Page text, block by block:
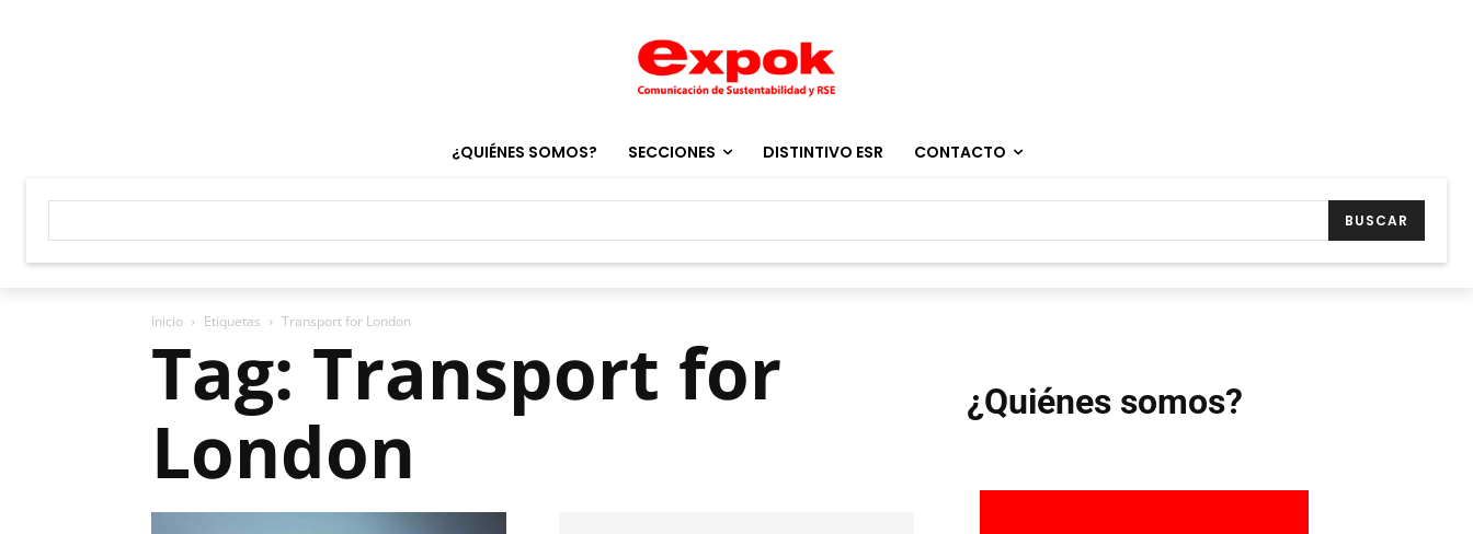
¿QUIÉNES SOMOS? SECCIONES DISTINTIVO ESR CONTACTO
BUSCAR
Inicio Etiquetas Transport for London
Tag: Transport for
London
¿Quiénes somos?